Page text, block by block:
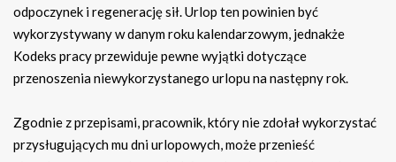
odpoczynek i regenerację sił. Urlop ten powinien być
wykorzystywany w danym roku kalendarzowym, jednakże
Kodeks pracy przewiduje pewne wyjątki dotyczące
przenoszenia niewykorzystanego urlopu na następny rok.
Zgodnie z przepisami, pracownik, który nie zdołał wykorzystać
przysługujących mu dni urlopowych, może przenieść